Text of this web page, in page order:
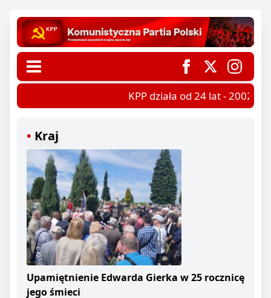
KPP działa od 24 lat - 2002-
Kraj
Upamiętnienie Edwarda Gierka w 25 rocznicę
jego śmieci